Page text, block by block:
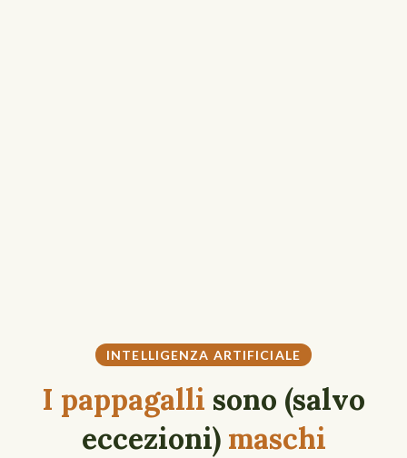
INTELLIGENZA ARTIFICIALE
I pappagalli sono (salvo
eccezioni) maschi